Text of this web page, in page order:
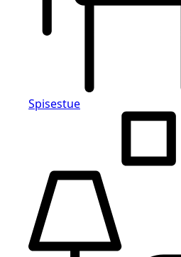
Spisestue